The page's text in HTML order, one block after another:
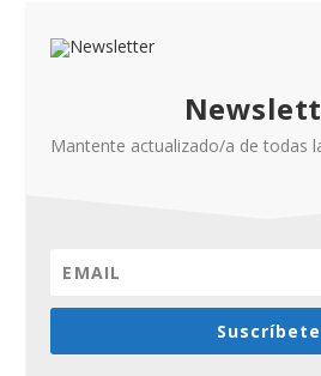
Mantente actualizado/a de todas
Suscríbete